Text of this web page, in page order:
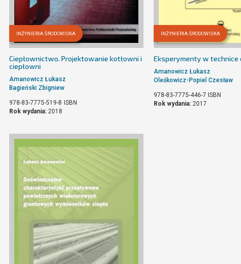
INŻYNIERIA ŚRODOWISKA
Ciepłownictwo. Projektowanie kotłowni i
ciepłowni
Amanowicz Łukasz
Bagieński Zbigniew
978-83-7775-519-8 ISBN
Rok wydania: 2018
INŻYNIERIA ŚRODOWISKA
Eksperymenty w technice
Amanowicz Łukasz
Oleśkowicz-Popiel Czesław
978-83-7775-446-7 ISBN
Rok wydania: 2017